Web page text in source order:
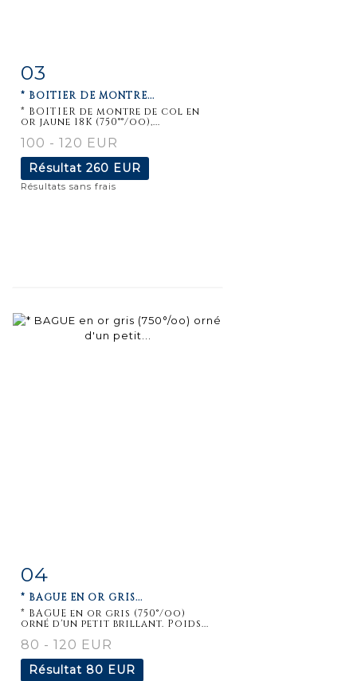
détaillée
03
* BOITIER DE MONTRE...
* BOITIER de montre de col en
or jaune 18K (750°°/oo),...
100 - 120 EUR
Résultat 260 EUR
Résultats sans frais
détaillée
04
* BAGUE EN OR GRIS...
* BAGUE en or gris (750°/oo)
orné d'un petit brillant. Poids...
80 - 120 EUR
Résultat 80 EUR